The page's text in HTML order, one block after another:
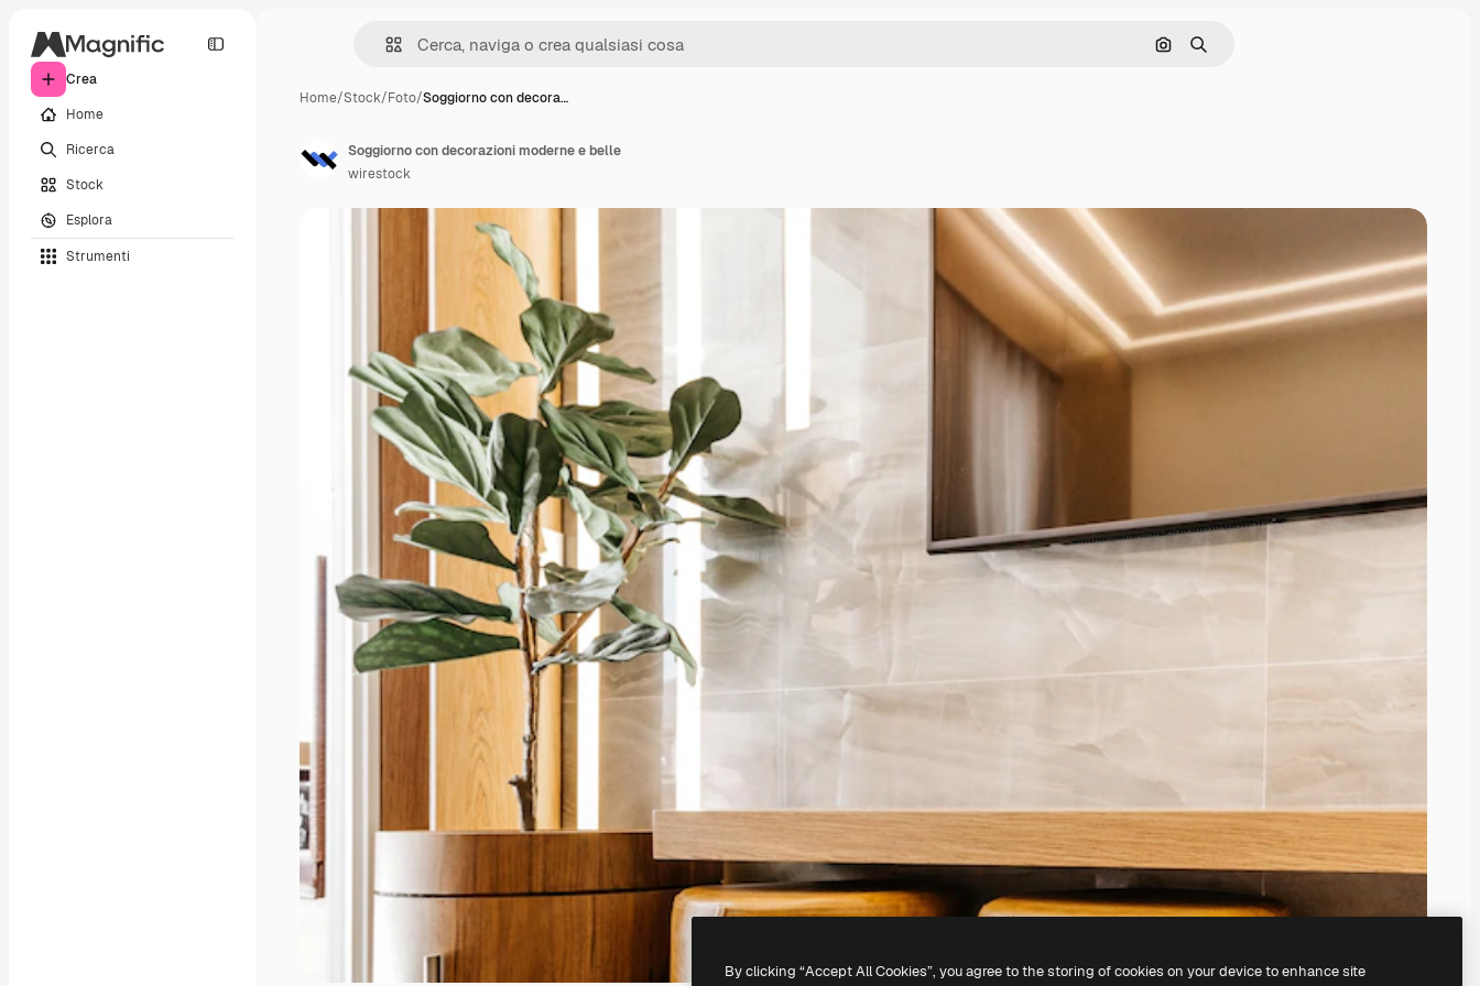
Crea
Home
Ricerca
Stock
Esplora
Strumenti
Cerca per immagine
Ricerca
Home/Stock/Foto/Soggiorno con decora…
Soggiorno con decorazioni moderne e belle
wirestock
By clicking “Accept All Cookies”, you agree to the storing of cookies on your device to enhance site